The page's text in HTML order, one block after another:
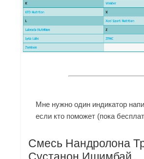
Мне нужно один индикатор
если кто поможет (пока
Смесь Нандролона